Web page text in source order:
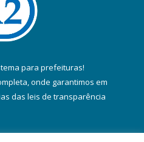
para prefeituras!
onde garantimos em
das leis de transparência